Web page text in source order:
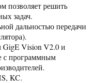
позволяет решить
задач.
дальностью передачи
GigE Vision V2.0 и
с программным
KC.